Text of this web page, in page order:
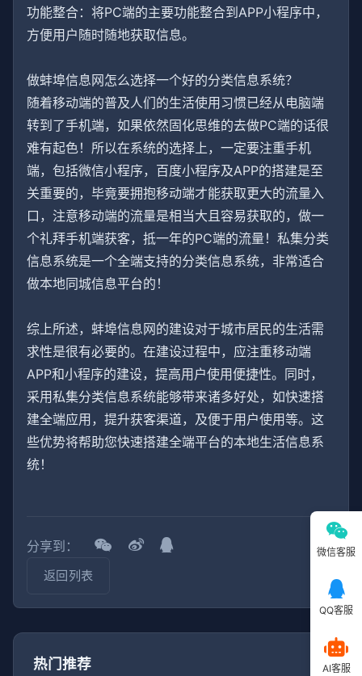
功能整合：将PC端的主要功能整合到APP小程序中，
方便用户随时随地获取信息。
做蚌埠信息网怎么选择一个好的分类信息系统？
随着移动端的普及人们的生活使用习惯已经从电脑端
转到了手机端，如果依然固化思维的去做PC端的话很
难有起色！所以在系统的选择上，一定要注重手机
端，包括微信小程序，百度小程序及APP的搭建是至
关重要的，毕竟要拥抱移动端才能获取更大的流量入
口，注意移动端的流量是相当大且容易获取的，做一
个礼拜手机端获客，抵一年的PC端的流量！私集分类
信息系统是一个全端支持的分类信息系统，非常适合
做本地同城信息平台的！
综上所述，蚌埠信息网的建设对于城市居民的生活需
求性是很有必要的。在建设过程中，应注重移动端
APP和小程序的建设，提高用户使用便捷性。同时，
采用私集分类信息系统能够带来诸多好处，如快速搭
建全端应用，提升获客渠道，及便于用户使用等。这
些优势将帮助您快速搭建全端平台的本地生活信息系
统！
分享到：
返回列表
热门推荐
微信客服
QQ客服
AI客服